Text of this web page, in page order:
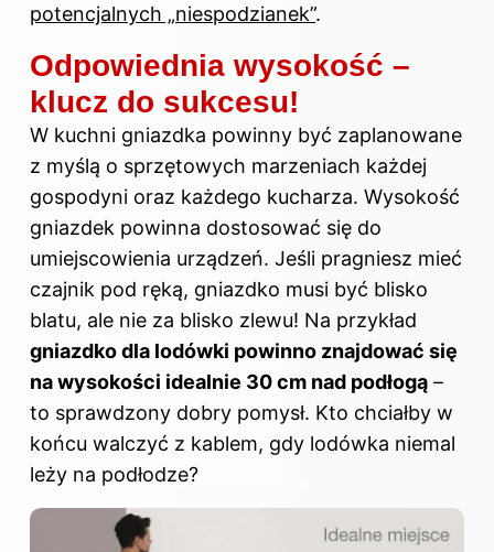
potencjalnych „niespodzianek”.
Odpowiednia wysokość –
klucz do sukcesu!
W kuchni gniazdka powinny być zaplanowane
z myślą o sprzętowych marzeniach każdej
gospodyni oraz każdego kucharza. Wysokość
gniazdek powinna dostosować się do
umiejscowienia urządzeń. Jeśli pragniesz mieć
czajnik pod ręką, gniazdko musi być blisko
blatu, ale nie za blisko zlewu! Na przykład
gniazdko dla lodówki powinno znajdować się
na wysokości idealnie 30 cm nad podłogą –
to sprawdzony dobry pomysł. Kto chciałby w
końcu walczyć z kablem, gdy lodówka niemal
leży na podłodze?